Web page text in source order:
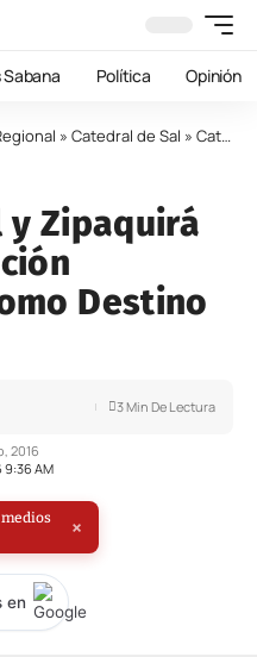
Política Opinión
» Catedral de Sal » Catedral de Sal y Zipaquirá en la consolidación internacional como Destino Turístico
y Zipaquirá
Destino
9:36 AM
2016
3 Min De Lectura
medios
×
en